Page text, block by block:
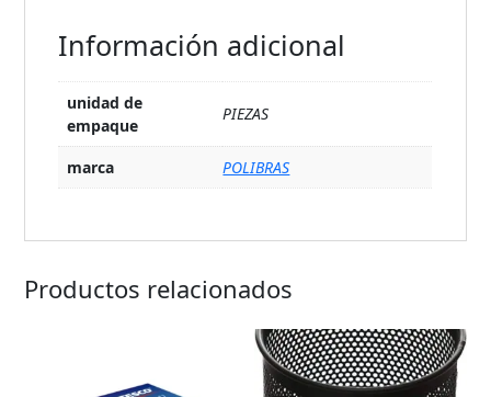
Información adicional
unidad de
empaque
PIEZAS
marca POLIBRAS
Productos relacionados